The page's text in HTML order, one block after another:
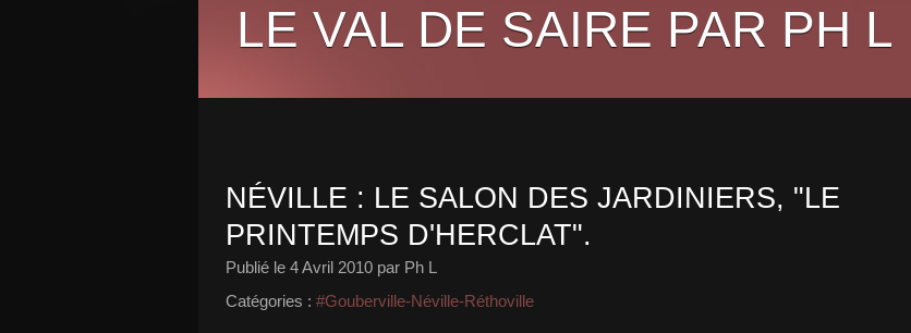
LE VAL DE SAIRE PAR PH L
NÉVILLE : LE SALON DES JARDINIERS, "LE
PRINTEMPS D'HERCLAT".
Publié le 4 Avril 2010 par Ph L
Catégories : #Gouberville-Néville-Réthoville